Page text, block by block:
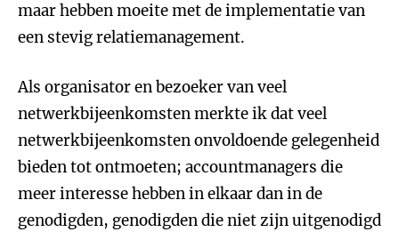
maar hebben moeite met de implementatie van
een stevig relatiemanagement.
Als organisator en bezoeker van veel
netwerkbijeenkomsten merkte ik dat veel
netwerkbijeenkomsten onvoldoende gelegenheid
bieden tot ontmoeten; accountmanagers die
meer interesse hebben in elkaar dan in de
genodigden, genodigden die niet zijn uitgenodigd